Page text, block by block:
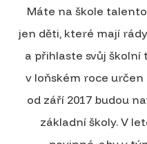
Máte na škole
jen děti, které mají
a přihlaste svůj školní
v loňském roce
od září 2017 budou
základní školy. V